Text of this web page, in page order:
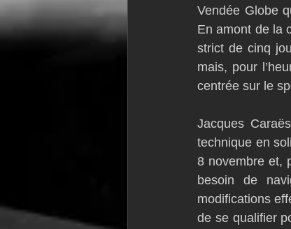
Vendée Globe
En amont de la
strict de cinq
mais, pour
centrée sur le
Jacques
technique en
8 novembre et,
besoin de
modifications
de se qualifier